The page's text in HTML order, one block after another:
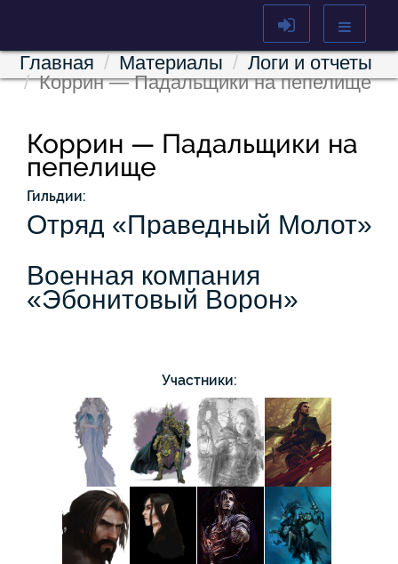
Главная Материалы
Логи и отчеты
Коррин — Падальщики на пепелище
Коррин — Падальщики на
пепелище
Гильдии:
Отряд «Праведный Молот»
Военная компания
«Эбонитовый Ворон»
Участники: